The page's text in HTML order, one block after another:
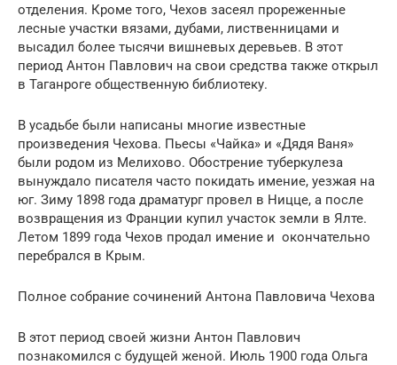
отделения. Кроме того, Чехов засеял прореженные
лесные участки вязами, дубами, лиственницами и
высадил более тысячи вишневых деревьев. В этот
период Антон Павлович на свои средства также открыл
в Таганроге общественную библиотеку.
В усадьбе были написаны многие известные
произведения Чехова. Пьесы «Чайка» и «Дядя Ваня»
были родом из Мелихово. Обострение туберкулеза
вынуждало писателя часто покидать имение, уезжая на
юг. Зиму 1898 года драматург провел в Ницце, а после
возвращения из Франции купил участок земли в Ялте.
Летом 1899 года Чехов продал имение и окончательно
перебрался в Крым.
Полное собрание сочинений Антона Павловича Чехова
В этот период своей жизни Антон Павлович
познакомился с будущей женой. Июль 1900 года Ольга